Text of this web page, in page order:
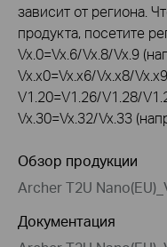
зависит от региона.
продукта, посетите
Vx.0=Vx.6/Vx.8/Vx.9
Vx.x0=Vx.x6/Vx.x8/
V1.20=V1.26/V1.28/
Vx.30=Vx.32/Vx.33
Обзор продукции
Archer T2U
Документация